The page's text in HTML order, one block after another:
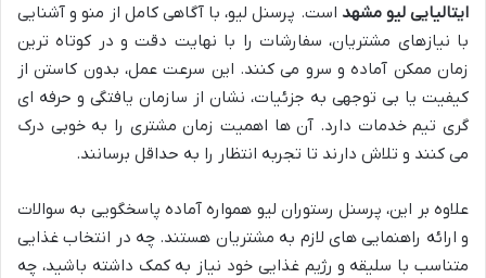
ایتالیایی لیو مشهد است. پرسنل لیو، با آگاهی کامل از منو و آشنایی
با نیازهای مشتریان، سفارشات را با نهایت دقت و در کوتاه ترین
زمان ممکن آماده و سرو می کنند. این سرعت عمل، بدون کاستن از
کیفیت یا بی توجهی به جزئیات، نشان از سازمان یافتگی و حرفه ای
گری تیم خدمات دارد. آن ها اهمیت زمان مشتری را به خوبی درک
می کنند و تلاش دارند تا تجربه انتظار را به حداقل برسانند.
علاوه بر این، پرسنل رستوران لیو همواره آماده پاسخگویی به سوالات
و ارائه راهنمایی های لازم به مشتریان هستند. چه در انتخاب غذایی
متناسب با سلیقه و رژیم غذایی خود نیاز به کمک داشته باشید، چه